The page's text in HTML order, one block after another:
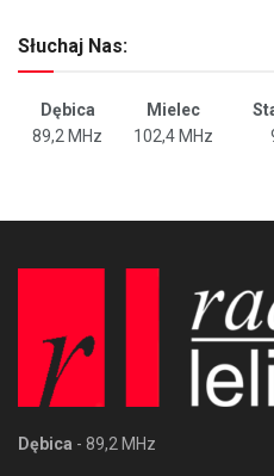
Słuchaj Nas:
Dębica Mielec
89,2 MHz
102,4 MHz
Dębica - 89,2 MHz